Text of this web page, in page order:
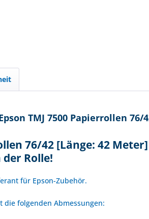
TMJ 7500 Papierrollen
76/42 [Länge: 42
Rolle!
für Epson-Zubehör.
die folgenden Abmessungen: